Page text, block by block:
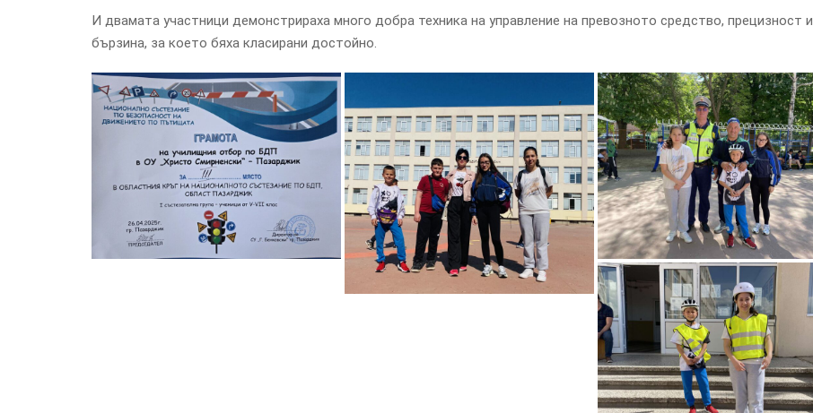
И двамата участници демонстрираха много добра техника на управление на превозното средство, прецизност и
бързина, за което бяха класирани достойно.